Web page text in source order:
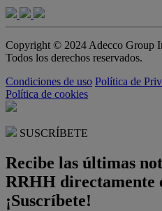
Copyright © 2024 Adecco Group
Todos los derechos reservados.
Condiciones de uso Política de
Política de cookies
SUSCRÍBETE
Recibe las últimas
RRHH directamente
¡Suscríbete!